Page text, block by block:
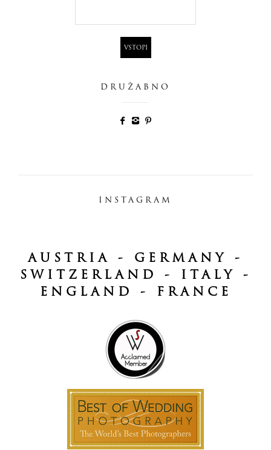
DRUŽABNO
INSTAGRAM
AUSTRIA - GERMANY -
SWITZERLAND - ITALY -
ENGLAND - FRANCE